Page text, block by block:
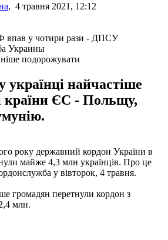
, 4 травня 2021, 12:12
Украины
подорожувати
українці найчастіше
країни ЄС - Польщу,
року державний кордон України в
майже 4,3 млн українців. Про це
у вівторок, 4 травня.
громадян перетнули кордон з
млн.